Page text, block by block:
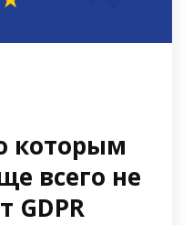
которым
всего не
GDPR